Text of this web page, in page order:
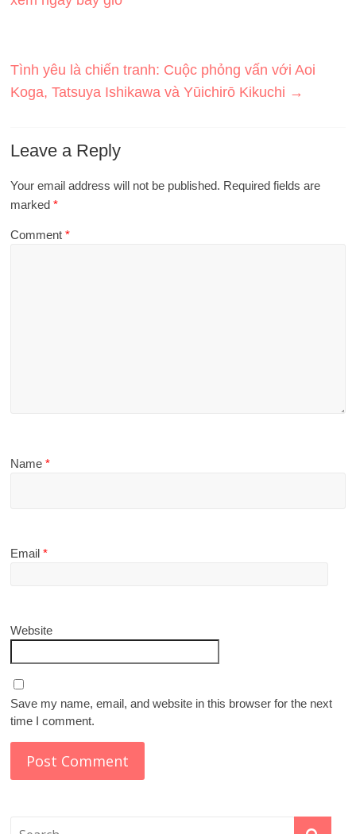
Tình yêu là chiến tranh: Cuộc phỏng vấn với Aoi
Koga, Tatsuya Ishikawa và Yūichirō Kikuchi →
Leave a Reply
Your email address will not be published. Required fields are
marked*
Comment*
Name*
Email*
Website
Save my name, email, and website in this browser for the next
time I comment.